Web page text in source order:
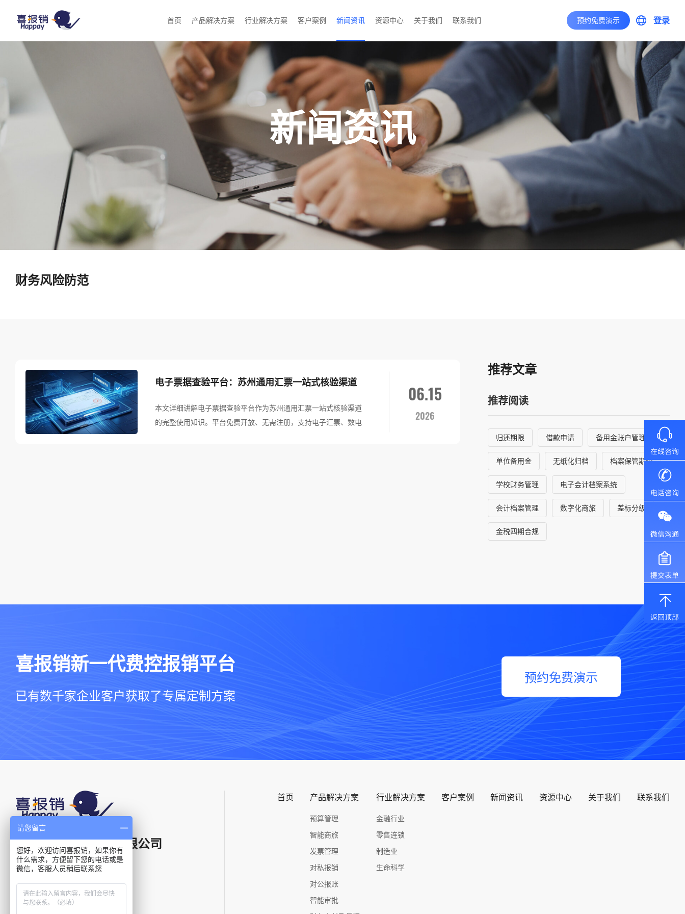
首页 产品解决方案 行业解决方案 客户案例 新闻资讯 资源中心 关于我们 联系我们 预约免费演示 登录
新闻资讯
财务风险防范
电子票据查验平台：苏州通用汇票一站式核验渠道
本文详细讲解电子票据查验平台作为苏州通用汇票一站式核验渠道
的完整使用知识。平台免费开放、无需注册，支持电子汇票、数电
06.15
2026
推荐文章
推荐阅读
归还期限 借款申请 备用金账户管理
单位备用金 无纸化归档 档案保管期限
学校财务管理 电子会计档案系统
会计档案管理 数字化商旅 差标分级
金税四期合规
喜报销新一代费控报销平台
已有数千家企业客户获取了专属定制方案
预约免费演示
上海星汉信息技术有限公司
电话：400-021-5799
首页 产品解决方案
预算管理
智能商旅
发票管理
对私报销
对公报账
智能审批
行业解决方案
金融行业
零售连锁
制造业
生命科学
客户案例 新闻资讯 资源中心 关于我们 联系我们
请您留言
您好，欢迎访问喜报销，如果你有
什么需求，方便留下您的电话或是
微信，客服人员稍后联系您